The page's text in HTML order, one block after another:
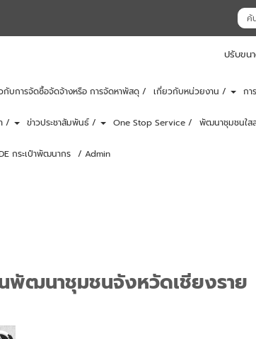
ปรับขน
กับการจัดซื้อจัดจ้างหรือ การจัดหาพัสดุ / เกี่ยวกับหน่วยงาน / กา
/ ข่าวประชาสัมพันธ์ / One Stop Service / พัฒนาชุมชนใสส
กระเป๋าพัฒนากร / Admin
พัฒนาชุมชนจังหวัดเชียงราย